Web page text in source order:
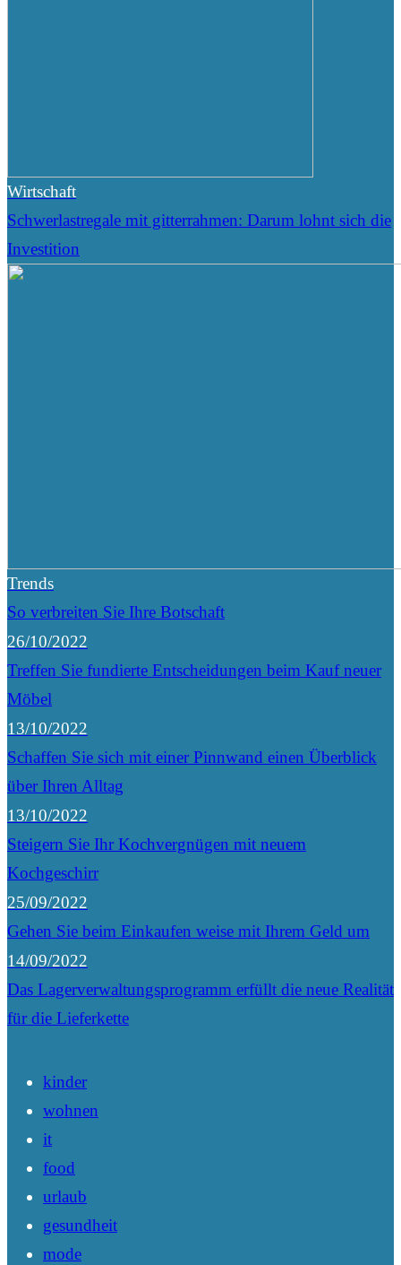
Wirtschaft
Schwerlastregale mit gitterrahmen: Darum lohnt sich die
Investition
Trends
So verbreiten Sie Ihre Botschaft
26/10/2022
Treffen Sie fundierte Entscheidungen beim Kauf neuer
Möbel
13/10/2022
Schaffen Sie sich mit einer Pinnwand einen Überblick
über Ihren Alltag
13/10/2022
Steigern Sie Ihr Kochvergnügen mit neuem
Kochgeschirr
25/09/2022
Gehen Sie beim Einkaufen weise mit Ihrem Geld um
14/09/2022
Das Lagerverwaltungsprogramm erfüllt die neue Realität
für die Lieferkette
kinder
wohnen
it
food
urlaub
gesundheit
mode